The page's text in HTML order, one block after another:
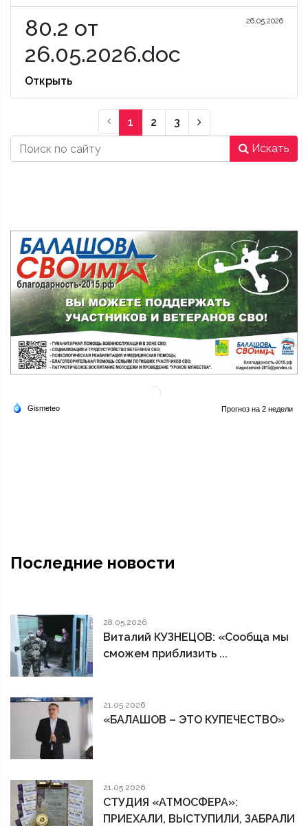
80.2 от
26.05.2026.doc
26.05.2026
Открыть
1 2 3 Следующая
Искать
Последние новости
28.05.2026
Виталий КУЗНЕЦОВ: «Сообща мы
сможем приблизить ...
21.05.2026
«БАЛАШОВ – ЭТО КУПЕЧЕСТВО»
21.05.2026
СТУДИЯ «АТМОСФЕРА»:
ПРИЕХАЛИ, ВЫСТУПИЛИ, ЗАБРАЛИ